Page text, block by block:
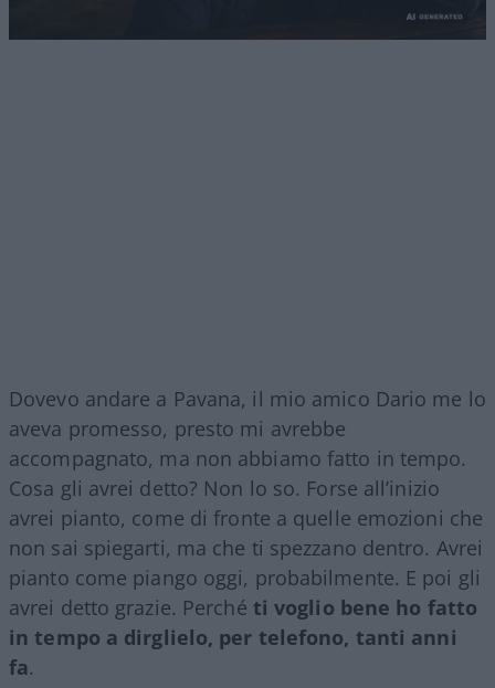
Dovevo andare a Pavana, il mio amico Dario me lo
aveva promesso, presto mi avrebbe
accompagnato, ma non abbiamo fatto in tempo.
Cosa gli avrei detto? Non lo so. Forse all’inizio
avrei pianto, come di fronte a quelle emozioni che
non sai spiegarti, ma che ti spezzano dentro. Avrei
pianto come piango oggi, probabilmente. E poi gli
avrei detto grazie. Perché ti voglio bene ho fatto
in tempo a dirglielo, per telefono, tanti anni
fa.